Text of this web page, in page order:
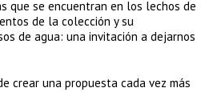
que se encuentran en los lechos de
de la colección y su
de agua: una invitación a dejarnos
crear una propuesta cada vez más